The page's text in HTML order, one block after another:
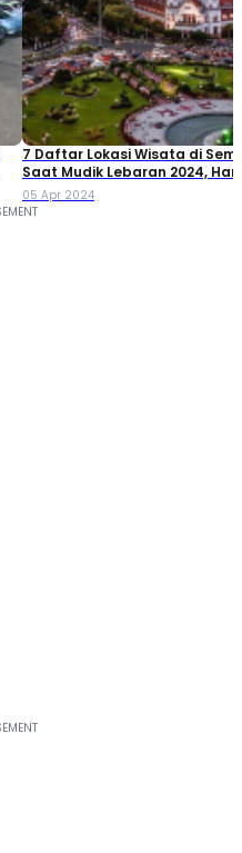
7 Daftar Lokasi Wisata di
Saat Mudik Lebaran 2024,
Terjangkau!
05 Apr 2024